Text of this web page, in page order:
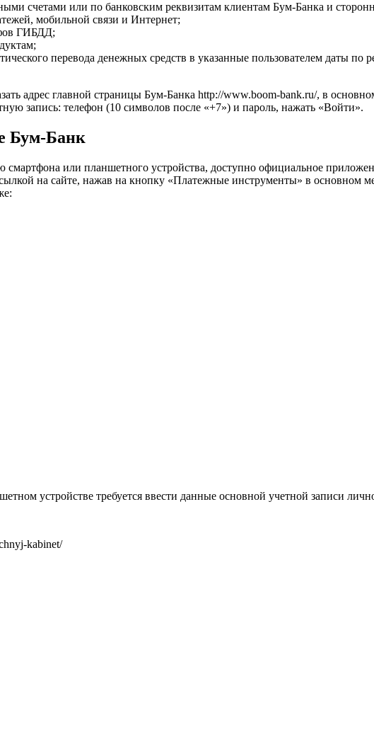
счетами или по банковским реквизитам клиентам Бум-Банка и
мобильной связи и Интернет;
ГИБДД;
перевода денежных средств в указанные пользователем даты по
адрес главной страницы Бум-Банка http://www.boom-bank.ru/, в
запись: телефон (10 символов после «+7») и пароль, нажать «Войти».
Бум-Банк
или планшетного устройства, доступно официальное
на сайте, нажав на кнопку «Платежные инструменты» в
устройстве требуется ввести данные основной учетной записи
kabinet/